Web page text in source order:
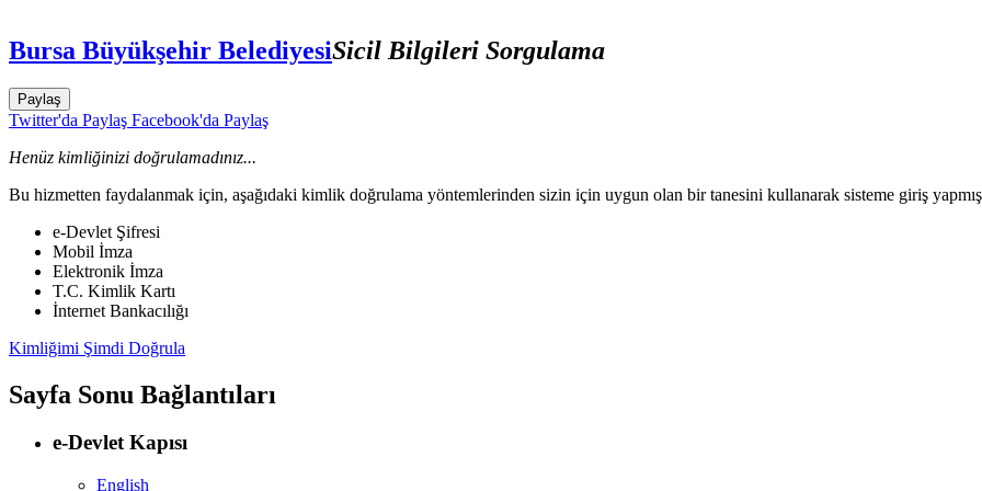
Bursa Büyükşehir BelediyesiSicil Bilgileri Sorgulama
Paylaş
Twitter'da Paylaş Facebook'da Paylaş
Henüz kimliğinizi doğrulamadınız...
Bu hizmetten faydalanmak için, aşağıdaki kimlik doğrulama yöntemlerinden sizin için uygun olan bir tanesini kullanarak sisteme giriş
e-Devlet Şifresi
Mobil İmza
Elektronik İmza
T.C. Kimlik Kartı
İnternet Bankacılığı
Kimliğimi Şimdi Doğrula
Sayfa Sonu Bağlantıları
e-Devlet Kapısı
English